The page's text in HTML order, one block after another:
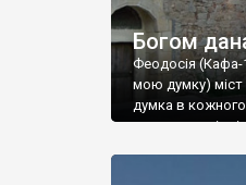
Богом
Феодосія (Кафа-
мою думку) міст
думка в
запрошую